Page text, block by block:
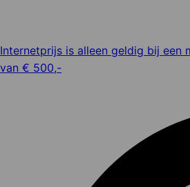
Internetprijs is alleen geldig bij een
van € 500,-